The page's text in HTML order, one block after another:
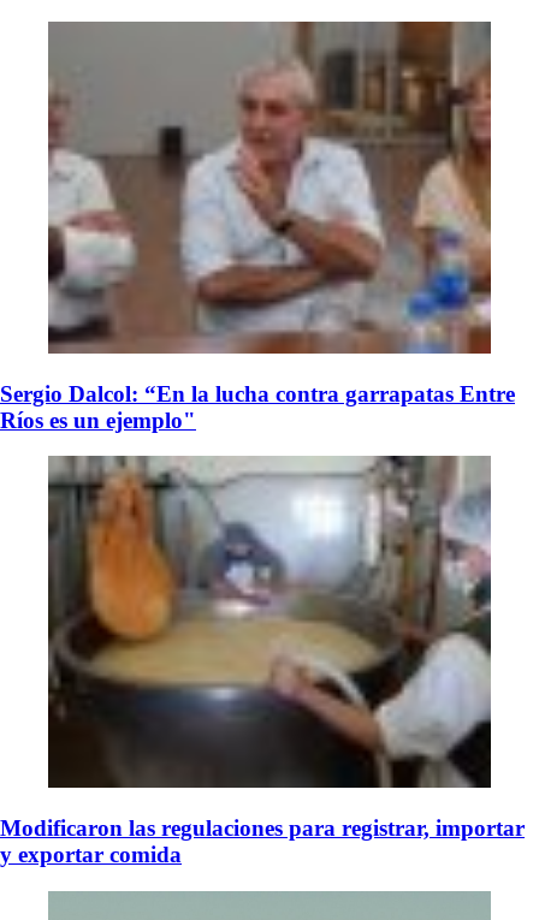
Sergio Dalcol: “En la lucha contra garrapatas Entre
Ríos es un ejemplo"
Modificaron las regulaciones para registrar, importar
y exportar comida